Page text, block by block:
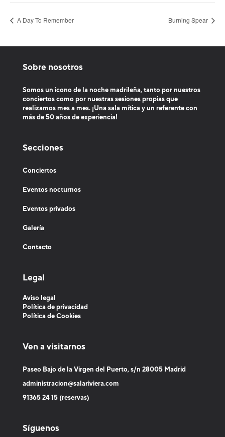
E
v
e
n
t
o
s
r
i
v
a
o
G
a
e
r
í
a
A Day To Remember Burning Spear
Sobre nosotros
Somos un icono de la noche madrileña, tanto por nuestros
conciertos como por nuestras sesiones propias que
realizamos mes a mes. ¡Una sala mítica y un referente con
más de 50 años de experiencia!
Secciones
Conciertos
Eventos nocturnos
Eventos privados
Galería
Contacto
Legal
Aviso legal
Política de privacidad
Política de Cookies
Ven a visitarnos
Paseo Bajo de la Virgen del Puerto, s/n 28005 Madrid
administracion@salariviera.com
91365 24 15 (reservas)
Síguenos